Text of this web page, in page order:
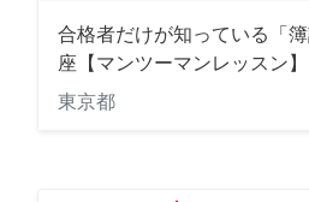
合格者だけが知っている「
座【マンツーマンレッスン】
東京都